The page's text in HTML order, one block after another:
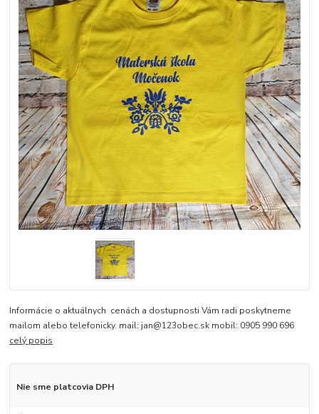
Informácie o aktuálnych cenách a dostupnosti Vám radi poskytneme
mailom alebo telefonicky. mail: jan@123obec.sk mobil: 0905 990 696
celý popis
Nie sme platcovia DPH